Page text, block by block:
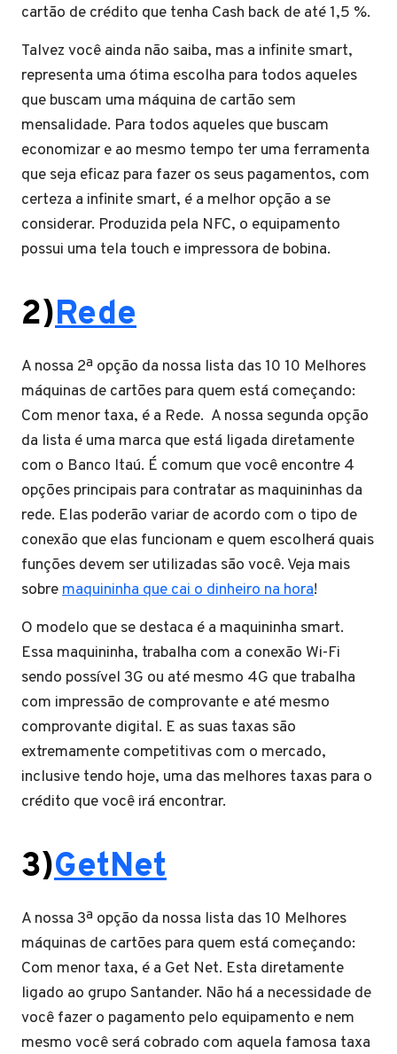
cartão de crédito que tenha Cash back de até 1,5 %.
Talvez você ainda não saiba, mas a infinite smart,
representa uma ótima escolha para todos aqueles
que buscam uma máquina de cartão sem
mensalidade. Para todos aqueles que buscam
economizar e ao mesmo tempo ter uma ferramenta
que seja eficaz para fazer os seus pagamentos, com
certeza a infinite smart, é a melhor opção a se
considerar. Produzida pela NFC, o equipamento
possui uma tela touch e impressora de bobina.
2)Rede
A nossa 2ª opção da nossa lista das 10 10 Melhores
máquinas de cartões para quem está começando:
Com menor taxa, é a Rede. A nossa segunda opção
da lista é uma marca que está ligada diretamente
com o Banco Itaú. É comum que você encontre 4
opções principais para contratar as maquininhas da
rede. Elas poderão variar de acordo com o tipo de
conexão que elas funcionam e quem escolherá quais
funções devem ser utilizadas são você. Veja mais
sobremaquininha que cai o dinheiro na hora!
O modelo que se destaca é a maquininha smart.
Essa maquininha, trabalha com a conexão Wi-Fi
sendo possível 3G ou até mesmo 4G que trabalha
com impressão de comprovante e até mesmo
comprovante digital. E as suas taxas são
extremamente competitivas com o mercado,
inclusive tendo hoje, uma das melhores taxas para o
crédito que você irá encontrar.
3)GetNet
A nossa 3ª opção da nossa lista das 10 Melhores
máquinas de cartões para quem está começando:
Com menor taxa, é a Get Net. Esta diretamente
ligado ao grupo Santander. Não há a necessidade de
você fazer o pagamento pelo equipamento e nem
mesmo você será cobrado com aquela famosa taxa